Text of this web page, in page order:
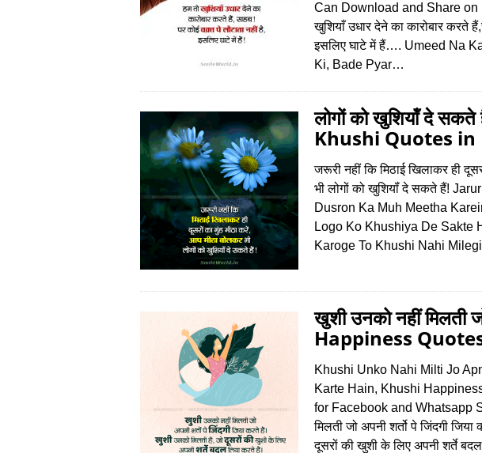
Can Download and Share on
खुशियाँ उधार देने का कारोबार करते
इसलिए घाटे में हैं…. Umeed Na
Ki, Bade Pyar…
लोगों को खुशियॉं दे
Khushi Quotes
जरूरी नहीं कि मिठाई खिलाकर ही
भी लोगों को खुशियॉं दे सकते हैं!
Dusron Ka Muh Meetha
Logo Ko Khushiya De Sakte
Karoge To Khushi Nahi
खुशी उनको नहीं मिलती
Happiness
Khushi Unko Nahi Milti Jo
Karte Hain, Khushi
for Facebook and Whatsapp
मिलती जो अपनी शर्तो पे जिंदगी
दूसरों की खुशी के लिए अपनी शर्ते